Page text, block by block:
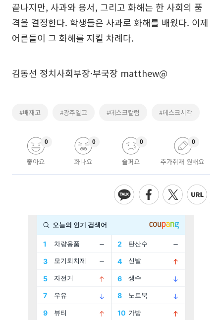
끝나지만, 사과와 용서, 그리고 화해는 한 사회의 품
격을 결정한다. 학생들은 사과로 화해를 배웠다. 이제
어른들이 그 화해를 지킬 차례다.
김동선 정치사회부장·부국장 matthew@
#배재고 #광주일고 #데스크칼럼 #데스크시각
좋아요
0
화나요
0
슬퍼요
0
추가취재 원해요
0